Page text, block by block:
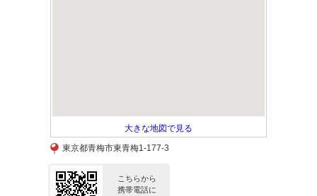
大きな地図で見る
東京都青梅市東青梅1-177-3
こちらから
携帯電話に